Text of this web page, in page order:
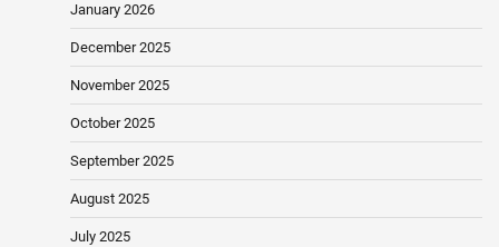
January 2026
December 2025
November 2025
October 2025
September 2025
August 2025
July 2025